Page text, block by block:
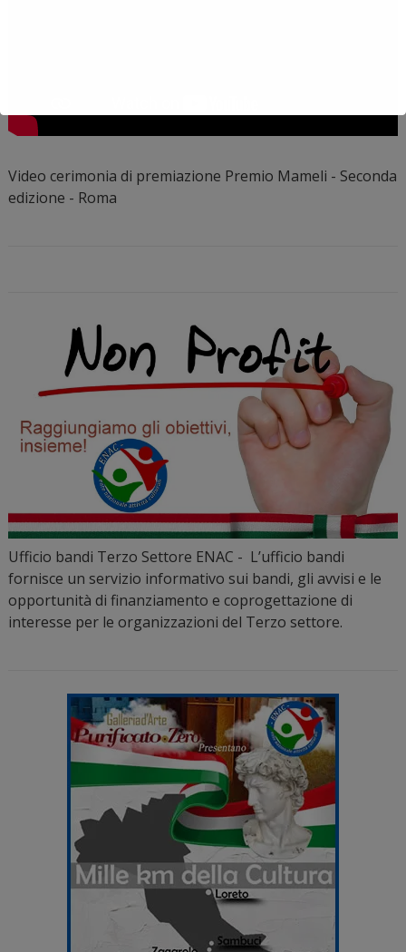
Video cerimonia di premiazione Premio Mameli - Seconda
edizione - Roma
Ufficio bandi Terzo Settore ENAC - L’ufficio bandi
fornisce un servizio informativo sui bandi, gli avvisi e le
opportunità di finanziamento e coprogettazione di
interesse per le organizzazioni del Terzo settore.